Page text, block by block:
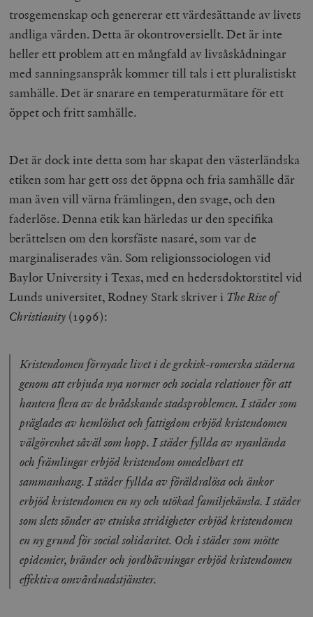
trosgemenskap och genererar ett värdesättande av livets
andliga värden. Detta är okontroversiellt. Det är inte
heller ett problem att en mångfald av livsåskådningar
med sanningsanspråk kommer till tals i ett pluralistiskt
samhälle. Det är snarare en temperaturmätare för ett
öppet och fritt samhälle.
Det är dock inte detta som har skapat den västerländska
etiken som har gett oss det öppna och fria samhälle där
man även vill värna främlingen, den svage, och den
faderlöse. Denna etik kan härledas ur den specifika
berättelsen om den korsfäste nasaré, som var de
marginaliserades vän. Som religionssociologen vid
Baylor University i Texas, med en hedersdoktorstitel vid
Lunds universitet, Rodney Stark skriver i The Rise of
Christianity (1996):
Kristendomen förnyade livet i de grekisk-romerska städerna
genom att erbjuda nya normer och sociala relationer för att
hantera flera av de brådskande stadsproblemen. I städer som
präglades av hemlöshet och fattigdom erbjöd kristendomen
välgörenhet såväl som hopp. I städer fyllda av nyanlända
och främlingar erbjöd kristendom omedelbart ett
sammanhang. I städer fyllda av föräldralösa och änkor
erbjöd kristendomen en ny och utökad familjekänsla. I städer
som slets sönder av etniska stridigheter erbjöd kristendomen
en ny grund för social solidaritet. Och i städer som mötte
epidemier, bränder och jordbävningar erbjöd kristendomen
effektiva omvårdnadstjänster.